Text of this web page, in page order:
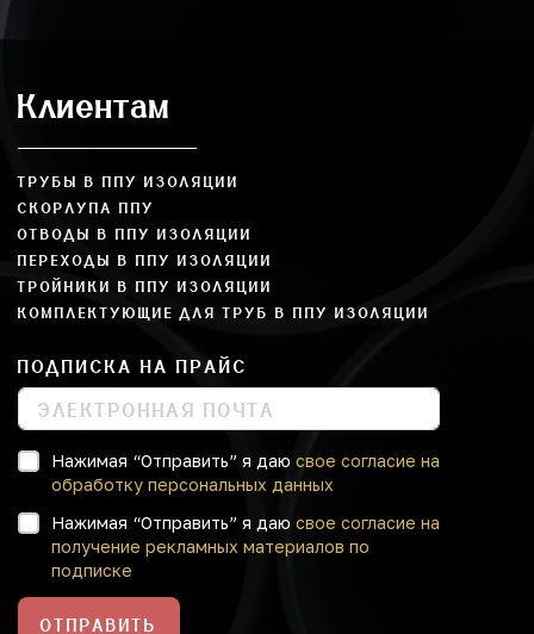
Клиентам
ТРУБЫ В ППУ ИЗОЛЯЦИИ
СКОРЛУПА ППУ
ОТВОДЫ В ППУ ИЗОЛЯЦИИ
ПЕРЕХОДЫ В ППУ ИЗОЛЯЦИИ
ТРОЙНИКИ В ППУ ИЗОЛЯЦИИ
КОМПЛЕКТУЮЩИЕ ДЛЯ ТРУБ В ППУ ИЗОЛЯЦИИ
ПОДПИСКА НА ПРАЙС
Нажимая “Отправить” я даю свое согласие на
обработку персональных данных
Нажимая “Отправить” я даю свое согласие на
получение рекламных материалов по
подписке
ОТПРАВИТЬ